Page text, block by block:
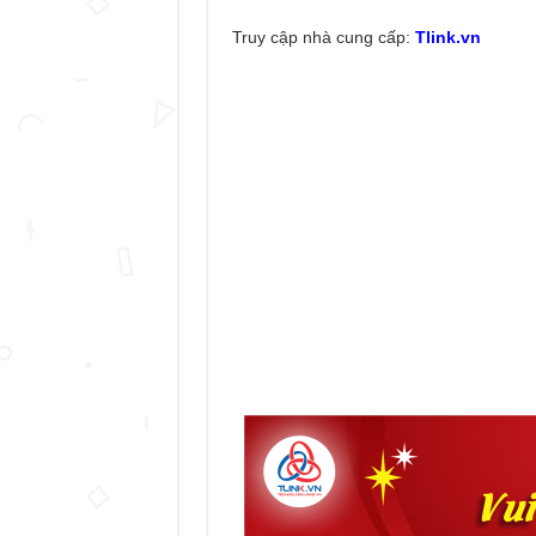
Truy cập nhà cung cấp: Tlink.vn